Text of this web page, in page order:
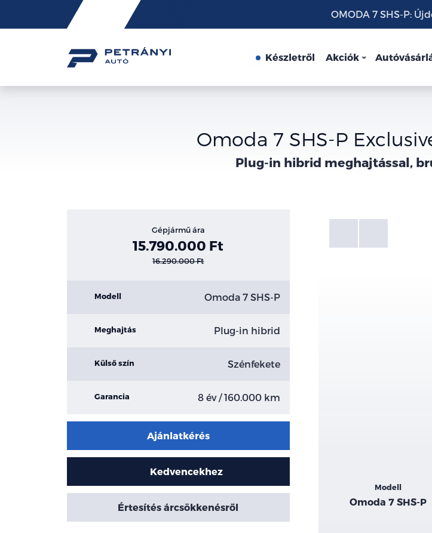
Friss
hírek
OMODA 7 SHS-P:
Készletről Akciók
Omoda 7 SHS-P
Plug-in hibrid meghajtással,
Gépjármű ára
15.790.000 Ft
16.290.000 Ft
Modell Omoda 7 SHS-P
Meghajtás Plug-in hibrid
Külső szín Szénfekete
Garancia 8 év / 160.000 km
Ajánlatkérés
Kedvencekhez
Értesítés árcsökkenésről
Galéria
Kiemelt
adatok
Modell
Omoda 7 SHS-P